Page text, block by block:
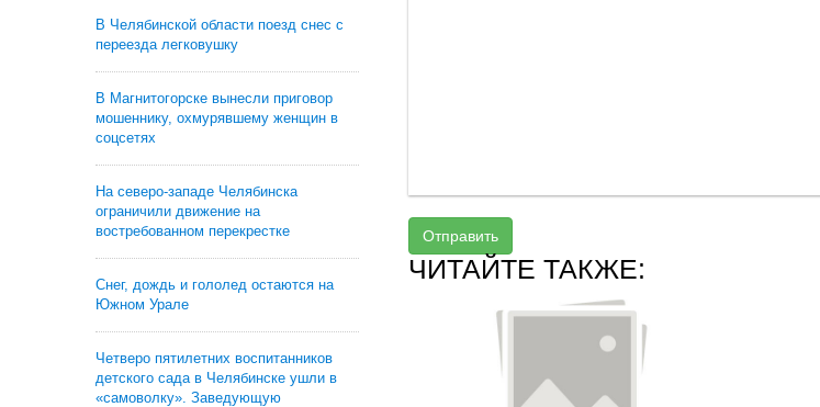
В Челябинской области поезд снес с
переезда легковушку
В Магнитогорске вынесли приговор
мошеннику, охмурявшему женщин в
соцсетях
На северо-западе Челябинска
ограничили движение на
востребованном перекрестке
Снег, дождь и гололед остаются на
Южном Урале
Четверо пятилетних воспитанников
детского сада в Челябинске ушли в
«самоволку». Заведующую
Отправить
ЧИТАЙТЕ ТАКЖЕ: